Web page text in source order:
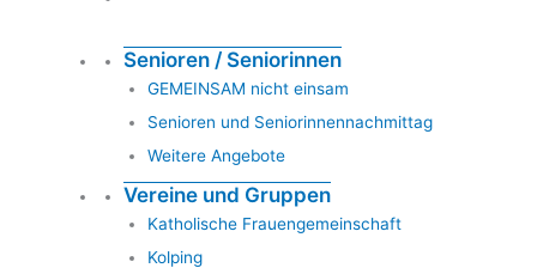
Senioren / Seniorinnen
GEMEINSAM nicht einsam
Senioren und Seniorinnennachmittag
Weitere Angebote
Vereine und Gruppen
Katholische Frauengemeinschaft
Kolping